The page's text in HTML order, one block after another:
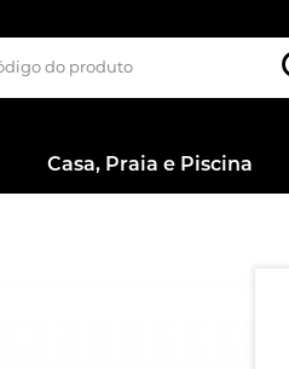
Casa, Praia e Piscina